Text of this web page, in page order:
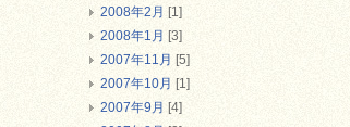
2008年2月 [1]
2008年1月 [3]
2007年11月 [5]
2007年10月 [1]
2007年9月 [4]